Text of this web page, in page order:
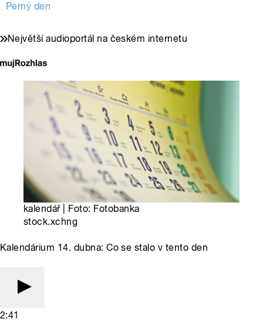
Perný den
Největší audioportál na českém internetu
kalendář | Foto: Fotobanka
stock.xchng
Kalendárium 14. dubna: Co se stalo v tento den
2:41